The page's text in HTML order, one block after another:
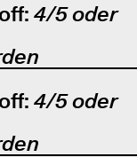
4/5 oder
4/5 oder